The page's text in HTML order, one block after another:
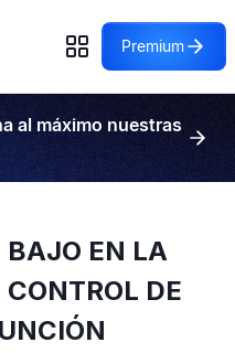
Premium
al máximo nuestras
EN LA
DE